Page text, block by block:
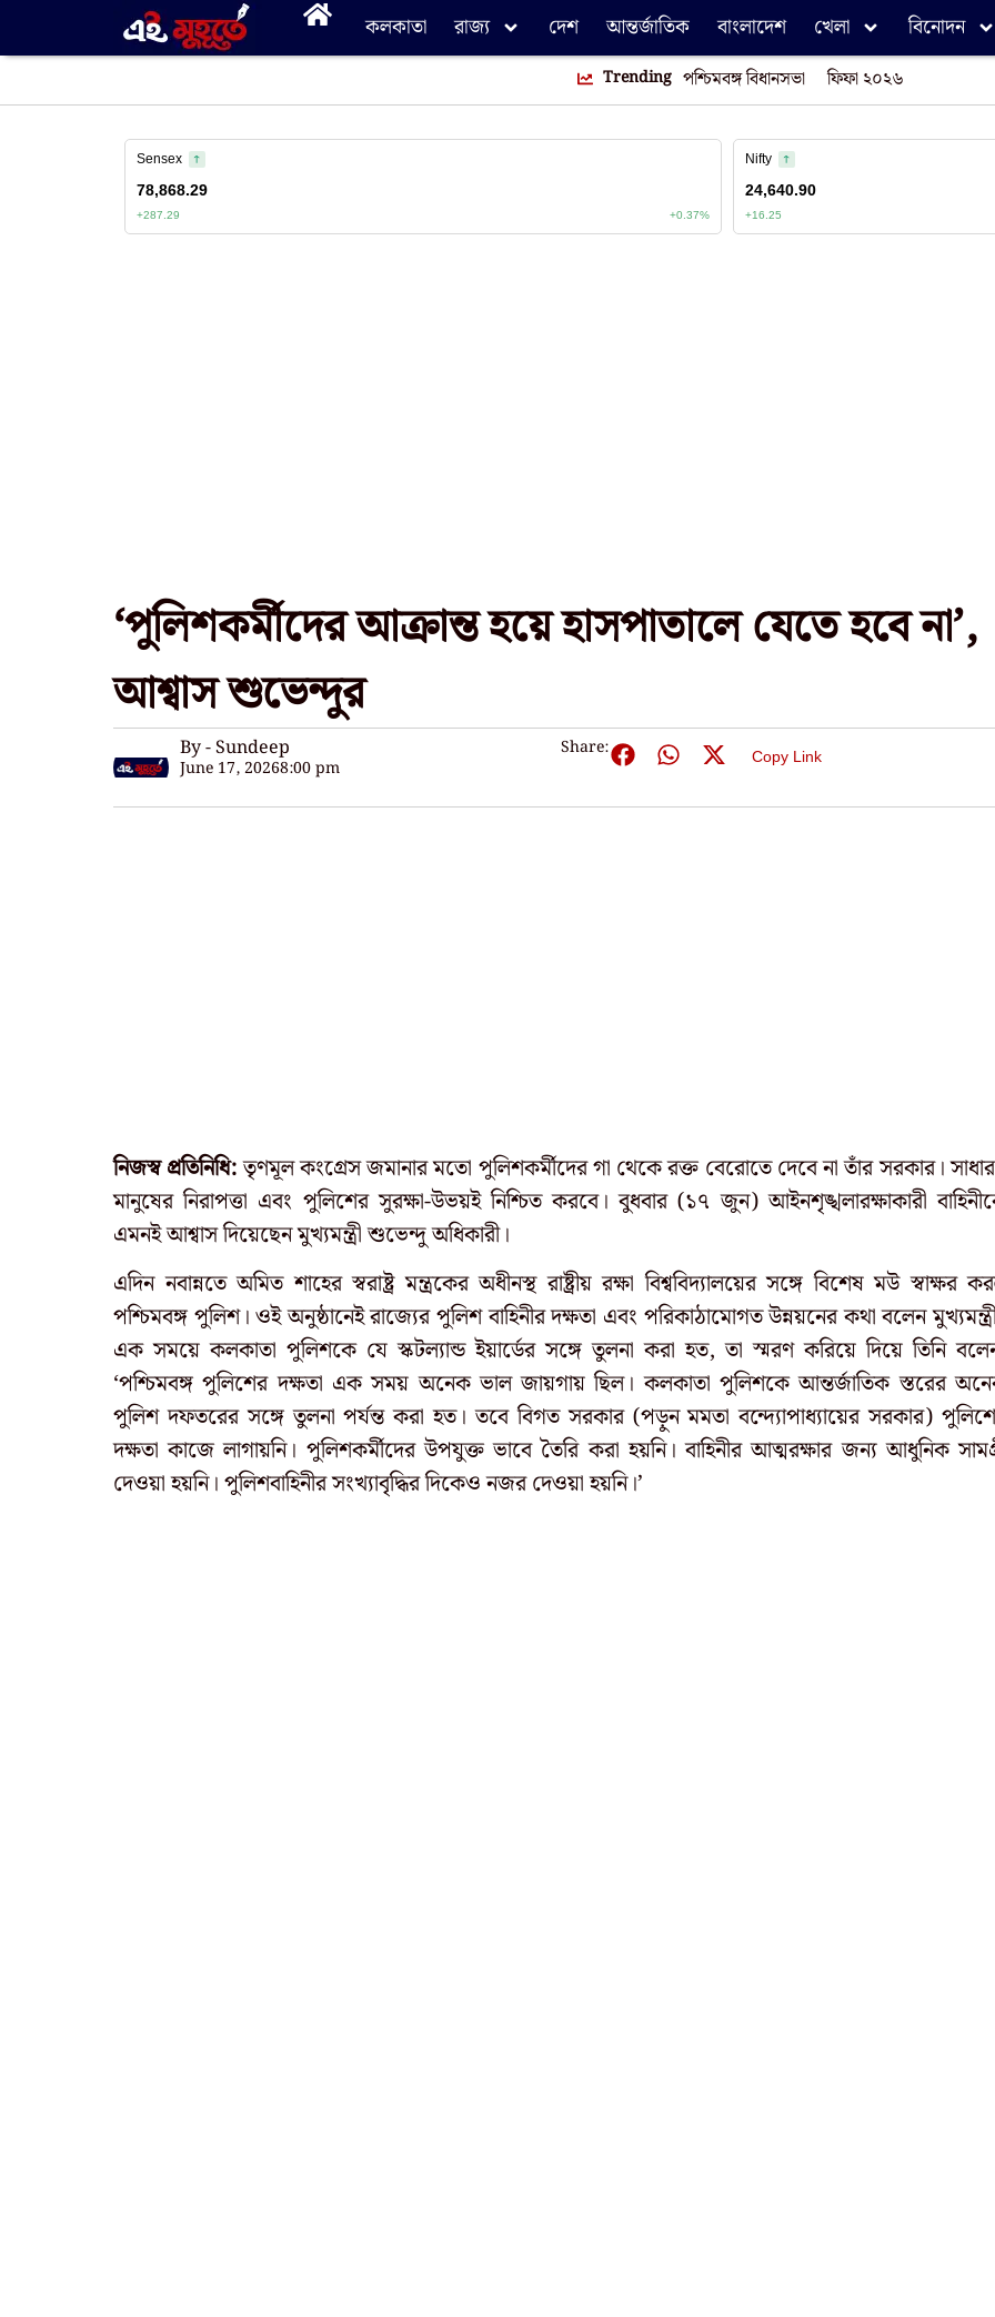
কলকাতা রাজ্য দেশ আন্তর্জাতিক বাংলাদেশ খেলা বিনোদন
Trending পশ্চিমবঙ্গ বিধানসভা ফিফা ২০২৬
‘পুলিশকর্মীদের আক্রান্ত হয়ে হাসপাতালে যেতে হবে না’,
আশ্বাস শুভেন্দুর
By - Sundeep
June 17, 20268:00 pm
Share: Copy Link
নিজস্ব প্রতিনিধি:তৃণমূল কংগ্রেস জমানার মতো পুলিশকর্মীদের গা থেকে রক্ত বেরোতে দেবে না তাঁর সরকার।
মানুষের নিরাপত্তা এবং পুলিশের সুরক্ষা-উভয়ই নিশ্চিত করবে। বুধবার (১৭ জুন) আইনশৃঙ্খলারক্ষাকারী
এমনই আশ্বাস দিয়েছেন মুখ্যমন্ত্রী শুভেন্দু অধিকারী।
এদিন নবান্নতে অমিত শাহের স্বরাষ্ট্র মন্ত্রকের অধীনস্থ রাষ্ট্রীয় রক্ষা বিশ্ববিদ্যালয়ের সঙ্গে বিশেষ মউ স্বাক্ষর
পশ্চিমবঙ্গ পুলিশ। ওই অনুষ্ঠানেই রাজ্যের পুলিশ বাহিনীর দক্ষতা এবং পরিকাঠামোগত উন্নয়নের কথা বলেন
এক সময়ে কলকাতা পুলিশকে যে স্কটল্যান্ড ইয়ার্ডের সঙ্গে তুলনা করা হত, তা স্মরণ করিয়ে দিয়ে তিনি
‘পশ্চিমবঙ্গ পুলিশের দক্ষতা এক সময় অনেক ভাল জায়গায় ছিল। কলকাতা পুলিশকে আন্তর্জাতিক স্তরের
পুলিশ দফতরের সঙ্গে তুলনা পর্যন্ত করা হত। তবে বিগত সরকার (পড়ুন মমতা বন্দ্যোপাধ্যায়ের সরকার)
দক্ষতা কাজে লাগায়নি। পুলিশকর্মীদের উপযুক্ত ভাবে তৈরি করা হয়নি। বাহিনীর আত্মরক্ষার জন্য আধুনিক
দেওয়া হয়নি। পুলিশবাহিনীর সংখ্যাবৃদ্ধির দিকেও নজর দেওয়া হয়নি।’